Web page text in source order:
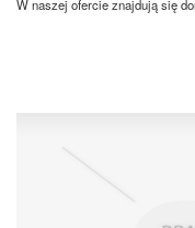
W naszej ofercie znajdują się